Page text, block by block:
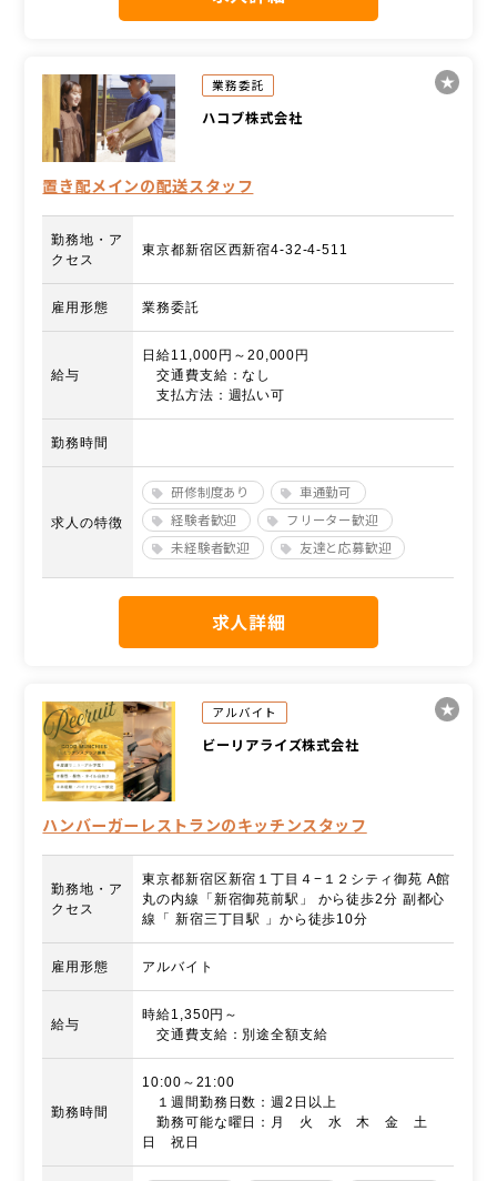
業務委託
ハコブ株式会社
置き配メインの配送スタッフ
勤務地・ア
クセス
東京都新宿区西新宿4-32-4-511
雇用形態 業務委託
給与
日給11,000円～20,000円
交通費支給：なし
支払方法：週払い可
勤務時間
求人の特徴
研修制度あり
車通勤可
経験者歓迎
フリーター歓迎
未経験者歓迎
友達と応募歓迎
求人詳細
アルバイト
ビーリアライズ株式会社
ハンバーガーレストランのキッチンスタッフ
勤務地・ア
クセス
東京都新宿区新宿１丁目４−１２シティ御苑 A館
丸の内線「新宿御苑前駅」 から徒歩2分 副都心
線「 新宿三丁目駅 」から徒歩10分
雇用形態 アルバイト
給与
時給1,350円～
交通費支給：別途全額支給
勤務時間
10:00～21:00
１週間勤務日数：週2日以上
勤務可能な曜日：月 火 水 木 金 土
日 祝日